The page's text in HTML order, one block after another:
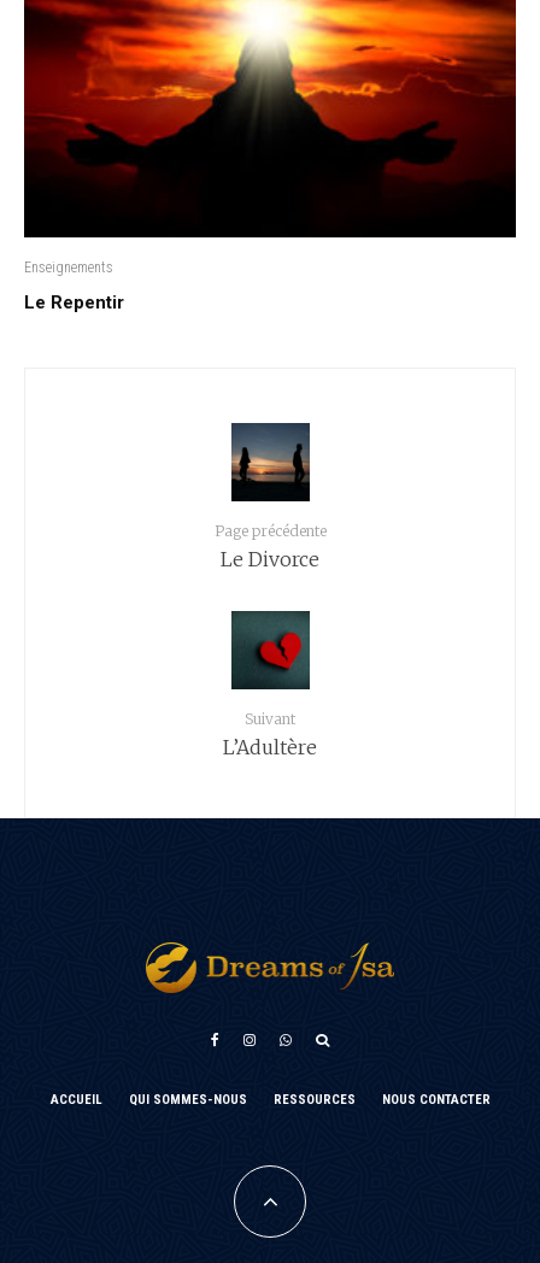
Enseignements
Le Repentir
Page précédente
Le Divorce
Suivant
L’Adultère
ACCUEIL QUI SOMMES-NOUS RESSOURCES NOUS CONTACTER
فارسی